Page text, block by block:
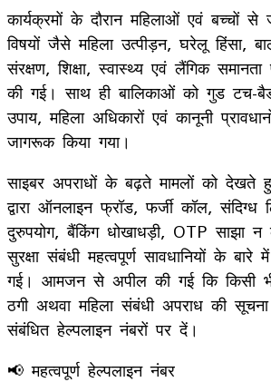
कार्यक्रमों के दौरान महिलाओं एवं बच्चों से
विषयों जैसे महिला उत्पीड़न, घरेलू हिंसा,
संरक्षण, शिक्षा, स्वास्थ्य एवं लैंगिक समानता
की गई। साथ ही बालिकाओं को गुड टच-
उपाय, महिला अधिकारों एवं कानूनी
जागरूक किया गया।
साइबर अपराधों के बढ़ते मामलों को देखते
द्वारा ऑनलाइन फ्रॉड, फर्जी कॉल, संदिग्ध
दुरुपयोग, बैंकिंग धोखाधड़ी, OTP साझा
सुरक्षा संबंधी महत्वपूर्ण सावधानियों के बारे
गई। आमजन से अपील की गई कि किसी
ठगी अथवा महिला संबंधी अपराध की
संबंधित हेल्पलाइन नंबरों पर दें।
📢 महत्वपूर्ण हेल्पलाइन नंबर